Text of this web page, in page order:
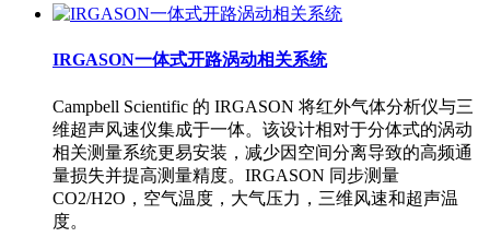
IRGASON一体式开路涡动相关系统
Campbell Scientific 的 IRGASON 将红外气体分析仪与三
维超声风速仪集成于一体。该设计相对于分体式的涡动
相关测量系统更易安装，减少因空间分离导致的高频通
量损失并提高测量精度。IRGASON 同步测量
CO2/H2O，空气温度，大气压力，三维风速和超声温
度。